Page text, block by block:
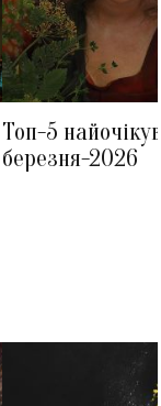
Топ-5
березня-2026